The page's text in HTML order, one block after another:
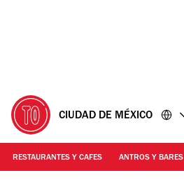
CIUDAD DE MÉXICO
RESTAURANTES Y CAFES ANTROS Y BARES
Foto: Alejandra Carbajal